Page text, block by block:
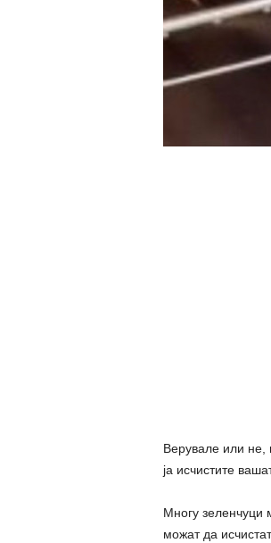
Верувале или не,
ја исчистите
Многу зеленчуци
можат да